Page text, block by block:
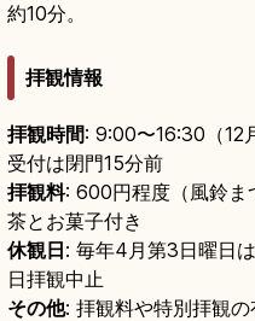
約10分。
拝観情報
拝観時間: 9:00〜16:30（12
受付は閉門15分前
拝観料: 600円程度（風鈴
茶とお菓子付き
休観日: 毎年4月第3日曜日
日拝観中止
その他: 拝観料や特別拝観の